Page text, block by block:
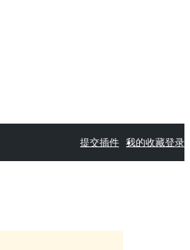
提交插件 我的收藏登录